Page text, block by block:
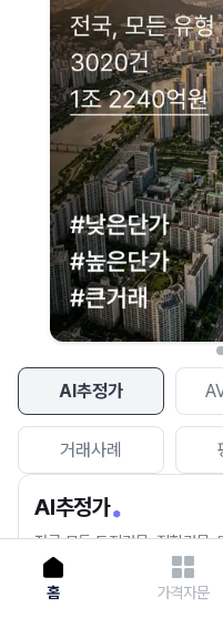
AI추정가
거래사례
AI추정가
전국 모든 토지건물, 집합건물,
세요.
네이버
현재 네이버 지도 연결이 원
이용에 불
홈 가격자문